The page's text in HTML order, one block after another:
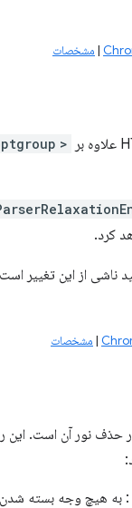
| مشخصات
<option>
ناشی از این تغییر
| مشخصات
: به هیچ وجه بسته شدن